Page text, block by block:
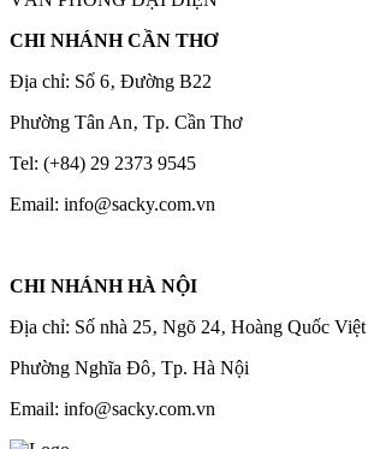
CHI NHÁNH CẦN THƠ
Địa chỉ: Số 6‚ Đường B22
Phường Tân An‚ Tp. Cần Thơ
Tel: (+84) 29 2373 9545
Email: info@sacky.com.vn
CHI NHÁNH HÀ NỘI
Địa chỉ: Số nhà 25‚ Ngõ 24‚ Hoàng Quốc Việt
Phường Nghĩa Đô‚ Tp. Hà Nội
Email: info@sacky.com.vn